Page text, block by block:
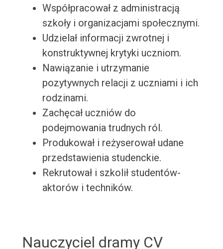
Współpracował z administracją
szkoły i organizacjami społecznymi.
Udzielał informacji zwrotnej i
konstruktywnej krytyki uczniom.
Nawiązanie i utrzymanie
pozytywnych relacji z uczniami i ich
rodzinami.
Zachęcał uczniów do
podejmowania trudnych ról.
Produkował i reżyserował udane
przedstawienia studenckie.
Rekrutował i szkolił studentów-
aktorów i techników.
Nauczyciel dramy CV